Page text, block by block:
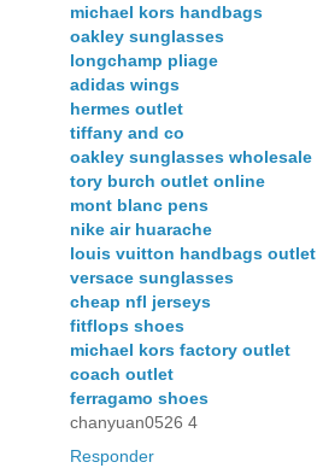
michael kors handbags
oakley sunglasses
longchamp pliage
adidas wings
hermes outlet
tiffany and co
oakley sunglasses wholesale
tory burch outlet online
mont blanc pens
nike air huarache
louis vuitton handbags outlet
versace sunglasses
cheap nfl jerseys
fitflops shoes
michael kors factory outlet
coach outlet
ferragamo shoes
chanyuan0526 4
Responder